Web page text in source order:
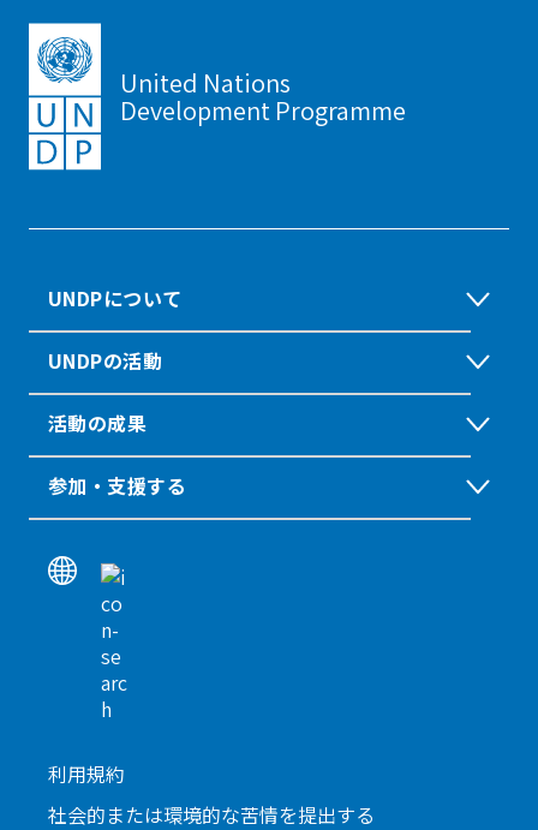
United Nations
Development Programme
UNDPについて
UNDPの活動
活動の成果
参加・支援する
利用規約
社会的または環境的な苦情を提出する